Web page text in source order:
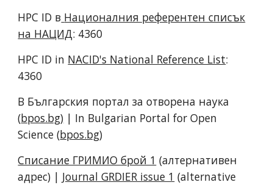
HPC ID в Националния референтен списък
на НАЦИД: 4360
HPC ID in NACID's National Reference List:
4360
В Българския портал за отворена наука
(bpos.bg) | In Bulgarian Portal for Open
Science (bpos.bg)
Списание ГРИМИО брой 1 (алтернативен
адрес) | Journal GRDIER issue 1 (alternative